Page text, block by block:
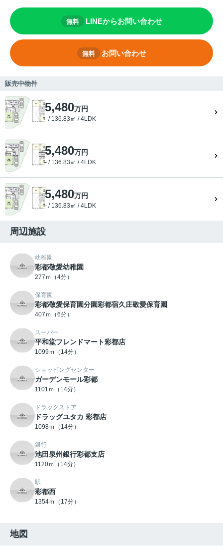
無料 LINEからお問い合わせ
無料 お問い合わせ
販売中物件
5,480万円
- / 136.83㎡ / 4LDK
5,480万円
- / 136.83㎡ / 4LDK
5,480万円
- / 136.83㎡ / 4LDK
周辺施設
幼稚園
彩都敬愛幼稚園
277ｍ（4分）
保育園
彩都敬愛保育園分園彩都宿久庄敬愛保育園
407ｍ（6分）
スーパー
平和堂フレンドマート彩都店
1099ｍ（14分）
ショッピングセンター
ガーデンモール彩都
1101ｍ（14分）
ドラッグストア
ドラッグユタカ 彩都店
1098ｍ（14分）
銀行
池田泉州銀行彩都支店
1120ｍ（14分）
駅
彩都西
1354ｍ（17分）
地図